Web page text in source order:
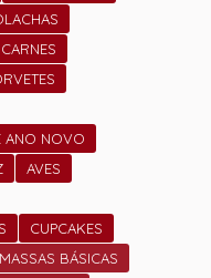
CARNES
ANO NOVO
AVES
CUPCAKES
MASSAS BÁSICAS